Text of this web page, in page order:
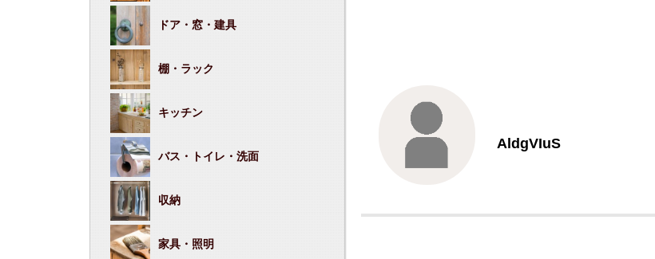
ドア・窓・建具
棚・ラック
キッチン
バス・トイレ・洗面
収納
家具・照明
AldgVIuS